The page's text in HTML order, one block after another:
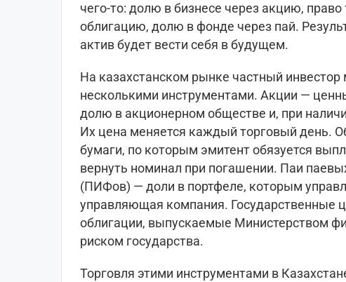
чего-то: долю в бизнесе через акцию,
облигацию, долю в фонде через пай.
актив будет вести себя в будущем.
На казахстанском рынке частный инвестор
несколькими инструментами. Акции —
долю в акционерном обществе и, при
Их цена меняется каждый торговый день.
бумаги, по которым эмитент обязуется
вернуть номинал при погашении. Паи
(ПИФов) — доли в портфеле, которым
управляющая компания. Государственные
облигации, выпускаемые Министерством
риском государства.
Торговля этими инструментами в